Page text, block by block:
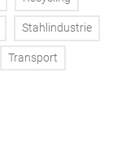
Stahlindustrie
Transport